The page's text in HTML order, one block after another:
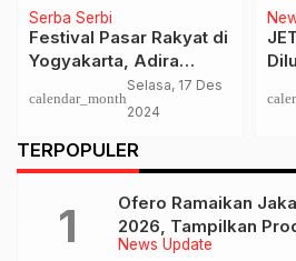
Serba Serbi
Festival Pasar Rakyat di
Yogyakarta, Adira
Finance Hadirkan
Edukasi ‘Safety Riding’
calendar_month
Selasa, 17 Des
2024
TERPOPULER
News Update
Ofero Ramaikan
2026, Tampilkan
hingga Calon Model